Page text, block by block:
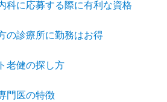
科に応募する際に有利な資格
の診療所に勤務はお得
老健の探し方
門医の特徴